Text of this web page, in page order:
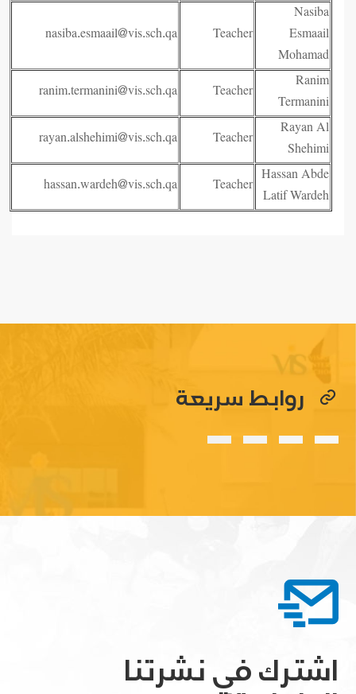
Nasiba
Esmaail
Mohamad
Teacher
nasiba.esmaail@vis.sch.qa
Ranim
Termanini
Teacher
ranim.termanini@vis.sch.qa
Rayan Al
Shehimi
Teacher
rayan.alshehimi@vis.sch.qa
Hassan Abde
Latif Wardeh
Teacher
hassan.wardeh@vis.sch.qa
روابط سريعة
اشترك في نشرتنا